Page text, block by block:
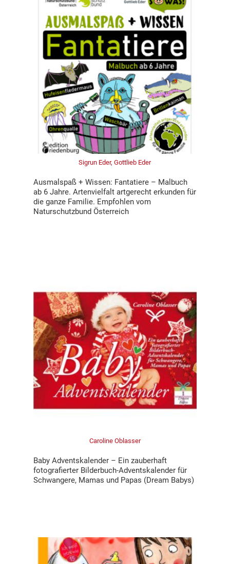
Sigrun Eder, Gottlieb Eder
Ausmalspaß + Wissen: Fantatiere – Malbuch
ab 6 Jahre. Artenvielfalt artgerecht erkunden für
die ganze Familie. Empfohlen vom
Naturschutzbund Österreich
Caroline Oblasser
Baby Adventskalender – Ein zauberhaft
fotografierter Bilderbuch-Adventskalender für
Schwangere, Mamas und Papas (Dream Babys)